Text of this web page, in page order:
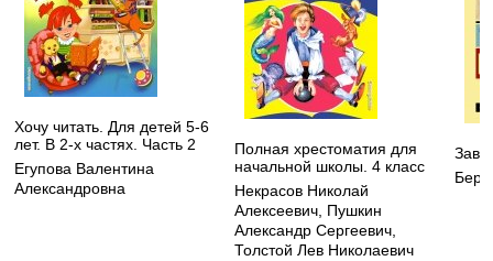
Хочу читать. Для детей 5-6
лет. В 2-х частях. Часть 2
Егупова Валентина
Александровна
Полная хрестоматия для
начальной школы. 4 класс
Некрасов Николай
Алексеевич Пушкин
Александр Сергеевич
Толстой Лев Николаевич